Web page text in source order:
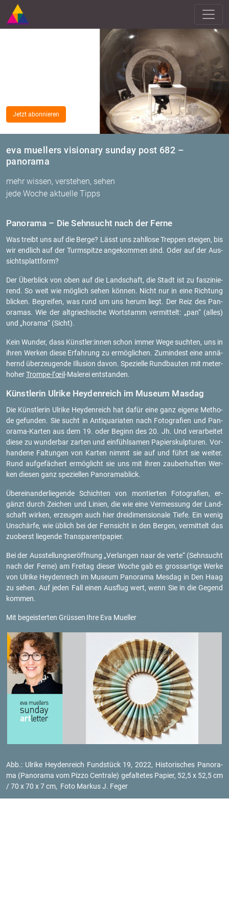
eva muellers visionary sunday post 682 –
panorama
mehr wissen, verstehen, sehen
jede Woche aktuelle Tipps
Jetzt abonnieren
Pan­ora­ma – Die Sehn­sucht nach der Ferne
Was treibt uns auf die Berge? Lässt uns zahl­lo­se Trep­pen stei­gen, bis
wir end­lich auf der Turm­spit­ze an­ge­kom­men sind. Oder auf der Aus­
sichts­platt­form?
Der Über­blick von oben auf die Land­schaft, die Stadt ist zu fas­zi­nie­
rend. So weit wie mög­lich sehen kön­nen. Nicht nur in eine Rich­tung
bli­cken. Be­grei­fen, was rund um uns herum liegt. Der Reiz des Pan­
ora­mas. Wie der alt­grie­chi­sche Wort­stamm ver­mit­telt: „pan“ (alles)
und „ho­ra­ma“ (Sicht).
Kein Wun­der, dass Künst­ler:innen schon immer Wege such­ten, uns in
ihren Wer­ken diese Er­fah­rung zu er­mög­li­chen. Zu­min­dest eine an­nä­
hernd über­zeu­gen­de Il­lu­si­on davon. Spe­zi­el­le Rund­bau­ten mit me­ter­
ho­herTrom­pe-l’œil-Ma­le­rei ent­stan­den.
Künst­le­rin Ul­ri­ke Heyden­reich im Mu­se­um Mas­dag
Die Künst­le­rin Ul­ri­ke Heyden­reich hat dafür eine ganz ei­ge­ne Me­tho­
de ge­fun­den. Sie sucht in An­ti­qua­ria­ten nach Fo­to­gra­fi­en und Pan­
ora­ma-Kar­ten aus dem 19. oder Be­ginn des 20. Jh. Und ver­ar­bei­tet
diese zu wun­der­bar zar­ten und ein­fühl­sa­men Pa­pierskulp­tu­ren. Vor­
han­de­ne Fal­tun­gen von Kar­ten nimmt sie auf und führt sie wei­ter.
Rund auf­ge­fä­chert er­mög­licht sie uns mit ihren zau­ber­haf­ten Wer­
ken die­sen ganz spe­zi­el­len Pan­ora­ma­blick.
Über­ein­an­der­lie­gen­de Schich­ten von mon­tier­ten Fo­to­gra­fi­en, er­
gänzt durch Zei­chen und Li­ni­en, die wie eine Ver­mes­sung der Land­
schaft wir­ken, er­zeu­gen auch hier drei­di­men­sio­na­le Tiefe. Ein wenig
Un­schär­fe, wie üb­lich bei der Fern­sicht in den Ber­gen, ver­mit­telt das
zu­oberst lie­gen­de Trans­pa­rent­pa­pier.
Bei der Aus­stel­lungs­er­öff­nung „Ver­lan­gen naar de verte“ (Sehn­sucht
nach der Ferne) am Frei­tag die­ser Woche gab es gross­ar­ti­ge Werke
von Ul­ri­ke Heyden­reich im Mu­se­um Pan­ora­ma Mes­dag in Den Haag
zu sehen. Auf jeden Fall einen Aus­flug wert, wenn Sie in die Ge­gend
kom­men.
Mit be­geis­ter­ten Grüs­sen Ihre Eva Mu­el­ler
Abb.: Ul­ri­ke Heyden­reich Fund­stück 19, 2022, His­to­ri­sches Pan­ora­
ma (Pan­ora­ma vom Pizzo Cen­tra­le) ge­fal­te­tes Pa­pier, 52,5 x 52,5 cm
/ 70 x 70 x 7 cm, Foto Mar­kus J. Feger